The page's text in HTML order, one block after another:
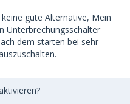
gute Alternative, Mein
Unterbrechungsschalter
dem starten bei sehr